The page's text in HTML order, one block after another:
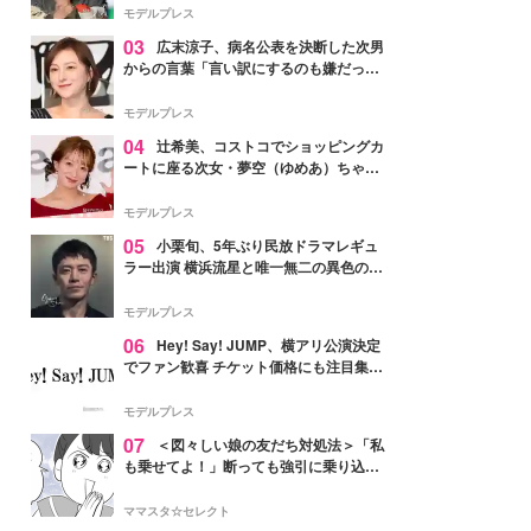
「かっこいい」と反響
モデルプレス
03
広末涼子、病名公表を決断した次男
からの言葉「言い訳にするのも嫌だっ
モデルプレス
04 辻希美、コストコでショッピングカ
ートに座る次女・夢空（ゆめあ）ちゃん
ぎ」「成長を感じる」の声
モデルプレス
05 小栗旬、5年ぶり民放ドラマレギュ
ラー出演 横浜流星と唯一無二の異色のバ
モデルプレス
06 Hey! Say! JUMP、横アリ公演決定
でファン歓喜 チケット価格にも注目集ま
モデルプレス
07
＜図々しい娘の友だち対処法＞「私
も乗せてよ！」断っても強引に乗り込ん
ママスタ☆セレクト